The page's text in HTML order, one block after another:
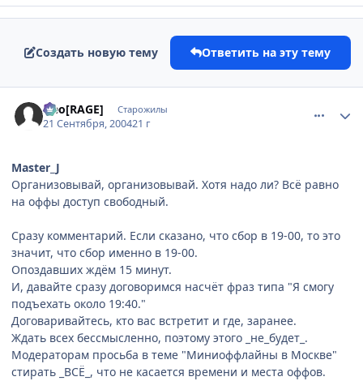
Создать новую тему Ответить на эту тему
Neo[RAGE] Старожилы
21 Сентября, 200421 г
Master_J
Организовывай, организовывай. Хотя надо ли? Всё равно
на оффы доступ свободный.
Сразу комментарий. Если сказано, что сбор в 19-00, то это
значит, что сбор именно в 19-00.
Опоздавших ждём 15 минут.
И, давайте сразу договоримся насчёт фраз типа "Я смогу
подъехать около 19:40."
Договаривайтесь, кто вас встретит и где, заранее.
Ждать всех бессмысленно, поэтому этого _не_будет_.
Модераторам просьба в теме "Миниоффлайны в Москве"
стирать _ВСЁ_, что не касается времени и места оффов.